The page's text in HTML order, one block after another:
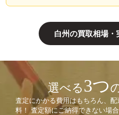
白州の買取相場・
選べる3つ
査定にかかる費用はもちろん、
料！ 査定額にご納得できない場